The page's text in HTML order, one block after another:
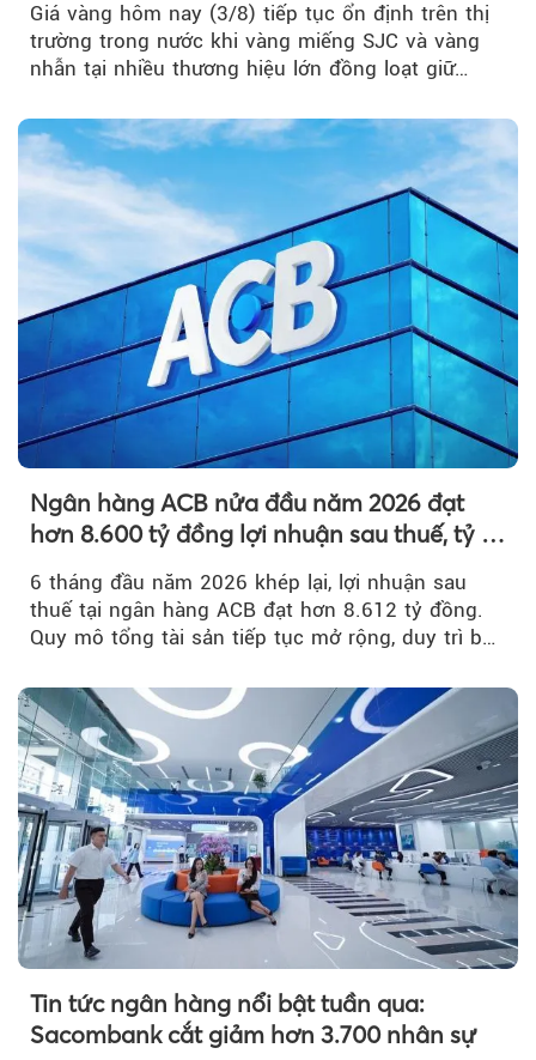
Giá vàng hôm nay (3/8) tiếp tục ổn định trên thị
trường trong nước khi vàng miếng SJC và vàng
nhẫn tại nhiều thương hiệu lớn đồng loạt giữ
Ngân hàng ACB nửa đầu năm 2026 đạt
hơn 8.600 tỷ đồng lợi nhuận sau thuế, tỷ lệ
nợ xấu thấp nhất ngành
6 tháng đầu năm 2026 khép lại, lợi nhuận sau
thuế tại ngân hàng ACB đạt hơn 8.612 tỷ đồng.
Quy mô tổng tài sản tiếp tục mở rộng, duy trì bộ
Tin tức ngân hàng nổi bật tuần qua:
Sacombank cắt giảm hơn 3.700 nhân sự